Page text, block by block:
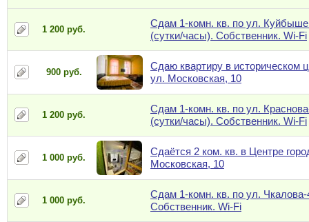
1 200 руб.
Сдам 1-комн. кв. по ул.
(сутки/часы). Собственник. Wi-Fi
900 руб.
Сдаю квартиру в историческом
ул. Московская, 10
1 200 руб.
Сдам 1-комн. кв. по ул.
(сутки/часы). Собственник. Wi-Fi
1 000 руб.
Сдаётся 2 ком. кв. в Центре
Московская, 10
1 000 руб.
Сдам 1-комн. кв. по ул. Чкалова-
Собственник. Wi-Fi